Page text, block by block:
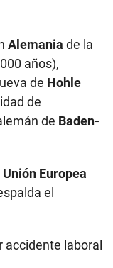
Alemania de la
años),
de Hohle
de
de Baden-
Europea
el
accidente laboral